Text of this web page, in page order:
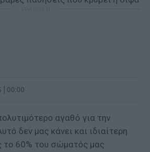
| 00:00
αγαθό για την
δεν μας κάνει και ιδιαίτερη
60% του σώματός μας